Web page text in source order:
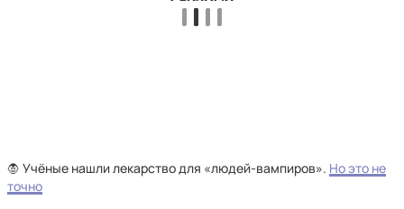
🧛 Учёные нашли лекарство для «людей-вампиров». Но это не
точно